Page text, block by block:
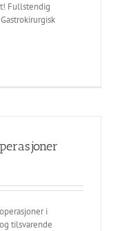
Fullstendig
i
tilsvarende